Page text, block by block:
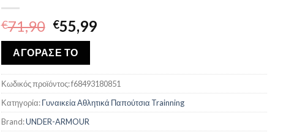
€71,90 Original
price
was:
€71,90.
€55,99Η
€55,99.
ΑΓΟΡΑΣΕ ΤΟ
Κωδικός προϊόντος:f68493180851
Κατηγορία:Γυναικεία Αθλητικά Παπούτσια Trainning
Brand:UNDER-ARMOUR